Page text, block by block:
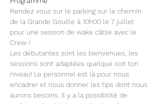
Rendez vous sur le parking sur le chemin
de la Grande Gouille à 10h00 le 7 juillet
pour une session de wake câble avec le
Crew !
Les débutantes sont les bienvenues, les
sessions sont adaptées quelque soit ton
niveau! Le personnel est là pour nous
encadrer et nous donner les tips dont nous
aurons besoins. Il y a la possibilité de